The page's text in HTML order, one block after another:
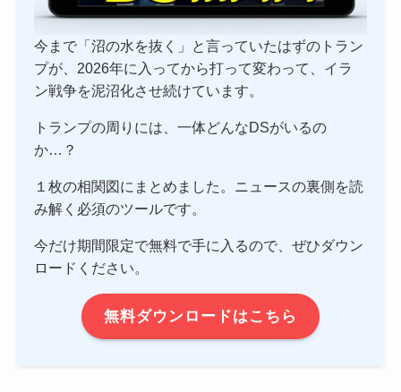
今まで「沼の水を抜く」と言っていたはずのトラン
プが、2026年に入ってから打って変わって、イラ
ン戦争を泥沼化させ続けています。
トランプの周りには、一体どんなDSがいるの
か…？
１枚の相関図にまとめました。ニュースの裏側を読
み解く必須のツールです。
今だけ期間限定で無料で手に入るので、ぜひダウン
ロードください。
無料ダウンロードはこちら